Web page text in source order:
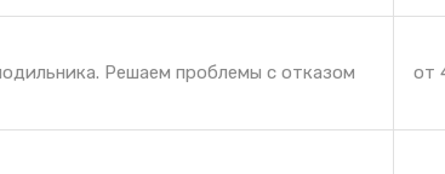
Решаем проблемы с отказом
от